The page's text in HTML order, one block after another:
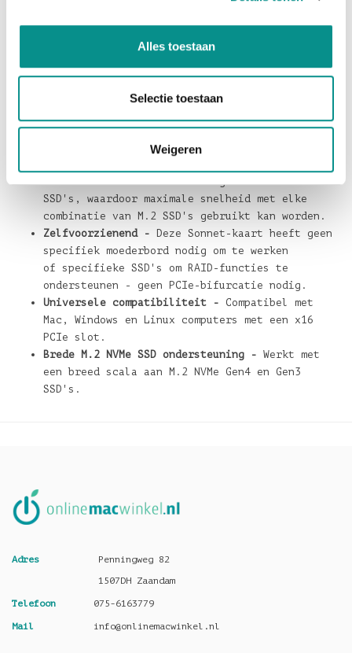
Alles toestaan
Selectie toestaan
Weigeren
De Sonnet M.2 8x4 Silent Gen4 PCIe kaart is een PCIe
48-baans PCIe 4.0 switch en x16 interface, ontworpen
om maximale prestaties te ondersteunen.
is beschikbaar voor alle x4-geschakelde
SSD's, waardoor maximale snelheid met elke
combinatie van M.2 SSD's gebruikt kan worden.
Zelfvoorzienend - Deze Sonnet-kaart heeft geen
specifiek moederbord nodig om te werken
of specifieke SSD's om RAID-functies te
ondersteunen - geen PCIe-bifurcatie nodig.
Universele compatibiliteit - Compatibel met
Mac, Windows en Linux computers met een x16
PCIe slot.
Brede M.2 NVMe SSD ondersteuning - Werkt met
een breed scala aan M.2 NVMe Gen4 en Gen3
SSD's.
Adres
Penningweg 82
1507DH Zaandam
Telefoon 075-6163779
Mail info@onlinemacwinkel.nl